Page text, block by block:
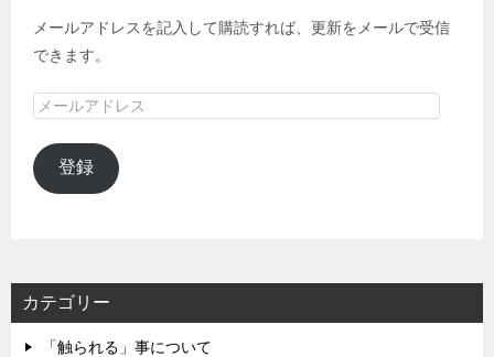
メールアドレスを記入して購読すれば、更新をメールで受信
できます。
メ
ル
ア
登録
カテゴリー
「触られる」事について